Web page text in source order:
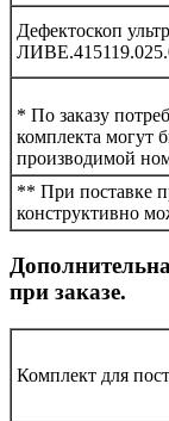
Дефектоскоп
* По заказу
комплекта могут
производимой
** При поставке
конструктивно
при заказе.
Комплект для